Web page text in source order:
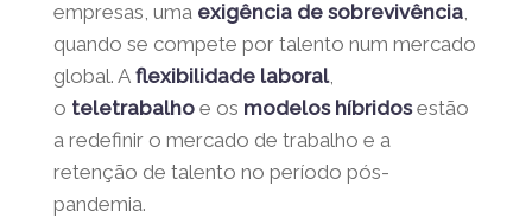
umaexpectativa transversal e, para muitas
empresas, umaexigência de
sobrevivência, quando se compete por
talento num mercado global. Aflexibilidade
laboral, o teletrabalhoe osmodelos
híbridosestão a redefinir o mercado de
trabalho e a retenção de talento no período